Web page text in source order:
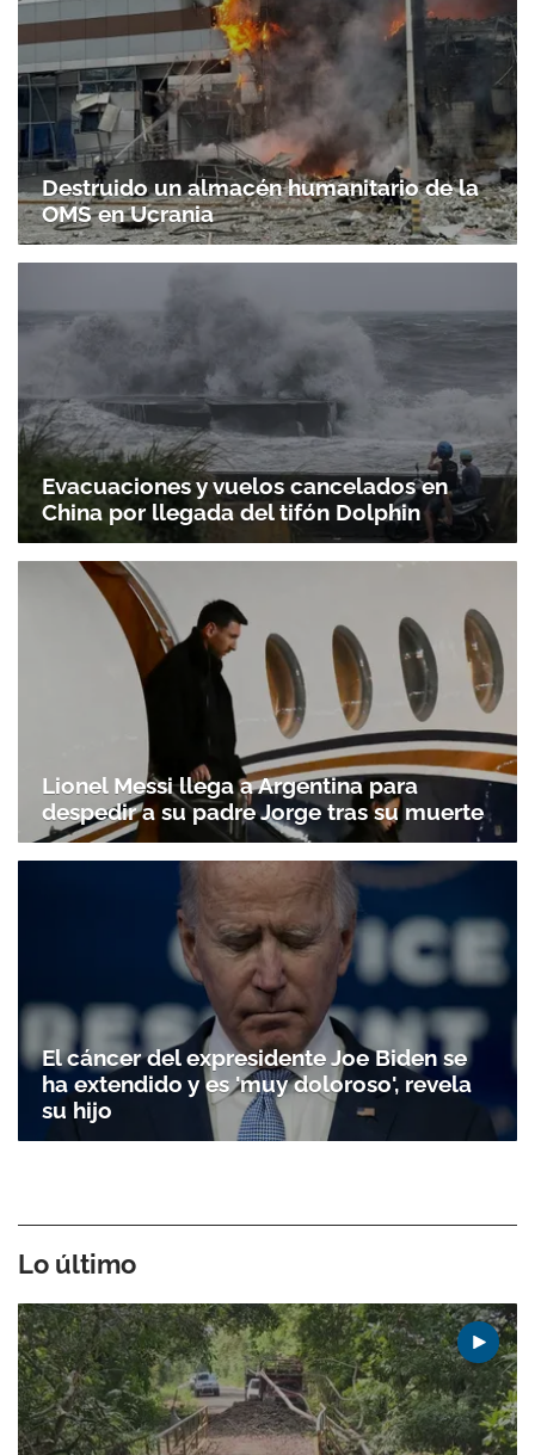
Destruido un almacén humanitario de la
OMS en Ucrania
Evacuaciones y vuelos cancelados en
China por llegada del tifón Dolphin
Lionel Messi llega a Argentina para
despedir a su padre Jorge tras su muerte
El cáncer del expresidente Joe Biden se
ha extendido y es 'muy doloroso', revela
su hijo
Lo último